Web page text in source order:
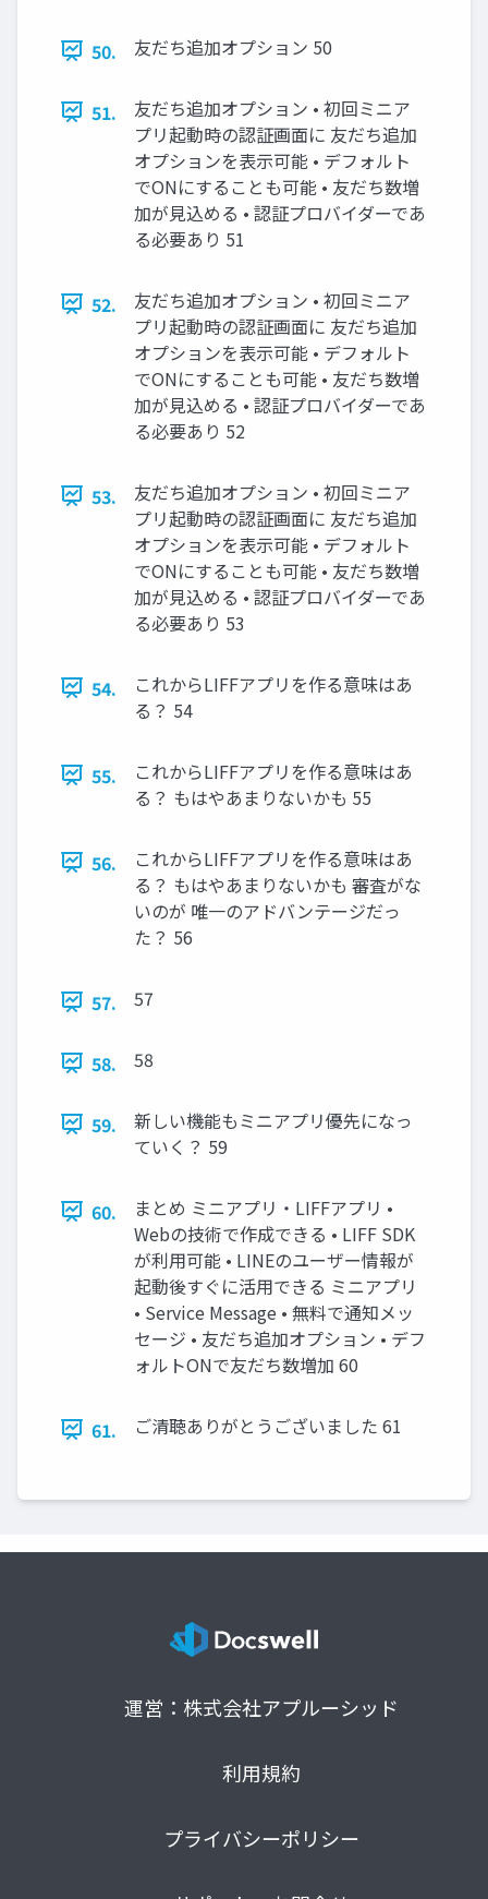
50. 友だち追加オプション 50
51.
友だち追加オプション • 初回ミニア
プリ起動時の認証画面に 友だち追加
オプションを表示可能 • デフォルト
でONにすることも可能 • 友だち数増
加が見込める • 認証プロバイダーであ
る必要あり 51
52.
友だち追加オプション • 初回ミニア
プリ起動時の認証画面に 友だち追加
オプションを表示可能 • デフォルト
でONにすることも可能 • 友だち数増
加が見込める • 認証プロバイダーであ
る必要あり 52
53.
友だち追加オプション • 初回ミニア
プリ起動時の認証画面に 友だち追加
オプションを表示可能 • デフォルト
でONにすることも可能 • 友だち数増
加が見込める • 認証プロバイダーであ
る必要あり 53
54.
これからLIFFアプリを作る意味はあ
る？ 54
55.
これからLIFFアプリを作る意味はあ
る？ もはやあまりないかも 55
56.
これからLIFFアプリを作る意味はあ
る？ もはやあまりないかも 審査がな
いのが 唯一のアドバンテージだっ
た？ 56
57. 57
58. 58
59.
新しい機能もミニアプリ優先になっ
ていく？ 59
60.
まとめ ミニアプリ・LIFFアプリ •
Webの技術で作成できる • LIFF SDK
が利用可能 • LINEのユーザー情報が
起動後すぐに活用できる ミニアプリ
• Service Message • 無料で通知メッ
セージ • 友だち追加オプション • デフ
ォルトONで友だち数増加 60
61. ご清聴ありがとうございました 61
運営：株式会社アプルーシッド
利用規約
プライバシーポリシー